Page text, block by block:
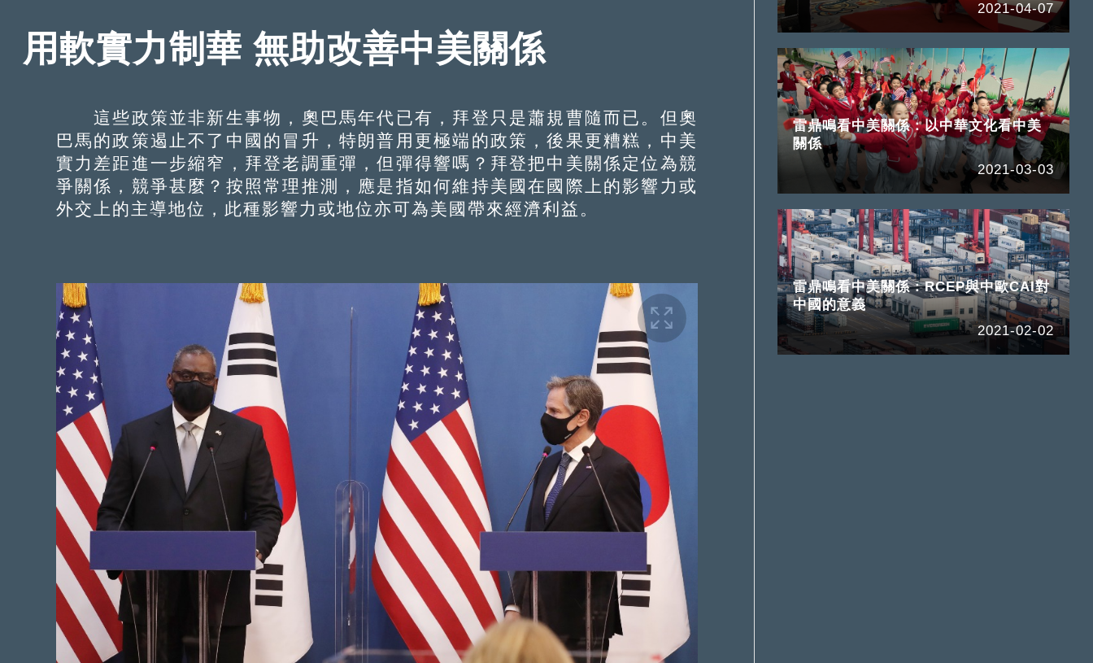
用軟實力制華 無助改善中美關係
這些政策並非新生事物，奧巴馬年代已有，拜登只是蕭規曹隨而已。但奧
巴馬的政策遏止不了中國的冒升，特朗普用更極端的政策，後果更糟糕，中美
實力差距進一步縮窄，拜登老調重彈，但彈得響嗎？拜登把中美關係定位為競
爭關係，競爭甚麼？按照常理推測，應是指如何維持美國在國際上的影響力或
外交上的主導地位，此種影響力或地位亦可為美國帶來經濟利益。
2021-04-07
雷鼎鳴看中美關係：以中華文化看中美
關係
2021-03-03
雷鼎鳴看中美關係：RCEP與中歐CAI對
中國的意義
2021-02-02